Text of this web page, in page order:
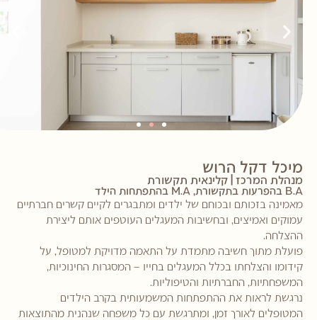
מיכל דקל הרוש
מנהלת המרכז | קלינאית תקשורת
B.A בהפרעות בתקשורת, M.A בהתפתחות הילד
מאמינה בזכותם ובכוחם של ילדים ומתבגרים לקיים קשרים חברתיים
עמוקים ואמיצים, ובחשיבות המעגלים העוטפים אותם ליצירת
ההצלחה.
פועלת מתוך חשיבה מתמדת על התאמה מדויקת למטופל, על
קידומו והצלחתו בכלל המעגלים בחייו – המסגרות החינוכיות,
המשפחתיות, החברתיות והטיפוליות.
נרגשת לראות את ההתפתחות המשמעותית בקרב הילדים
המטופלים לאורך זמן, ומתרגשת עם כל משפחה שנהנית מהתוצאות